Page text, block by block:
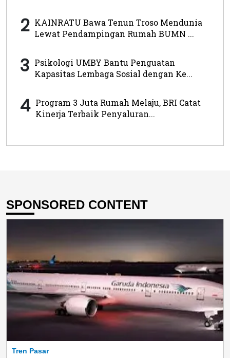
2 KAINRATU Bawa Tenun Troso Mendunia
Lewat Pendampingan Rumah BUMN ...
3 Psikologi UMBY Bantu Penguatan
Kapasitas Lembaga Sosial dengan Ke...
4 Program 3 Juta Rumah Melaju, BRI Catat
Kinerja Terbaik Penyaluran...
SPONSORED CONTENT
Tren Pasar